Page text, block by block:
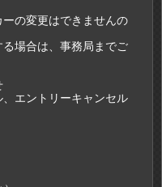
の変更はできませんの
場合は、事務局までご
、エントリーキャンセル